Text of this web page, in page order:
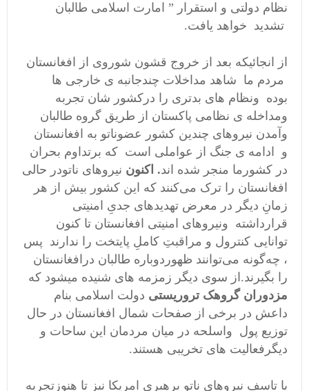
نظام دولتی و استقرار ” امارت اسلامی طالبان
تشدید خواهد یافت.
از انجائیکه بعد از خروج قشون شوروى از افغانستان
مردم ما شاهد مداخلات چندجانبه ی خارجى ها
بوده ونظام های بدترى را درکشور شان تجربه
ومداخله ی نظامی پاکستان از طریق گروه طالبان
وآمدن نيروهاى چندین کشور عضوناتو به افغانستان
و ادامه ی جنگ از عواملى است که برتداوم بحران
در کشورما منجر شده اند. اکنون نیروهای ناتودر حالی
افغانستان را ترک می‌کنند که این کشور بیش از هر
زمانِ دیگر در معرض تهدیدهای جدیِ امنیتی
قرارداشته ونیروهای امنیتی افغانستان تا کنون
توانایی کنترول و مراقبتِ کاملِ پایتخت را ندارند پس
، چه‌گونه می‌توانند ظهوردوباره طالبان درافغانستان
را بگیرند.از سوی دیگر زمزمه های شنیده میشود که
مزدوران گروهک تروریستی دولت اسلامی بنام
داعش در برخی از صفحات شمال افغانستان در حال
توزیع پول واسلحه در میان مردمان این ساحات و
دیگرفعالیت های تخریبی هستند.
با تاسف نیروهای ناتو برهبری امریکا نیز تا هنوزتجربه